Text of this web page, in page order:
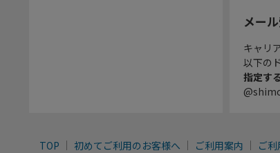
メー
キャリ
以下の
指定す
TOP 初めてご利用のお客様へ ご利用案内 ご